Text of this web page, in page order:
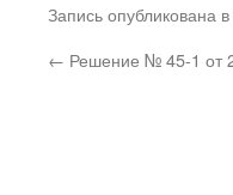
Запись опубликована
← Решение № 45-1 от